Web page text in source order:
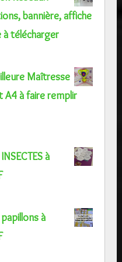
bannière, affiche
à télécharger
Maîtresse
à faire remplir
à
à